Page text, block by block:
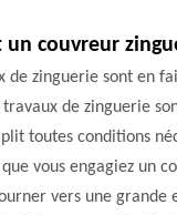
couvreur
de zinguerie sont en
travaux de zinguerie
toutes conditions
vous engagiez un
vers une